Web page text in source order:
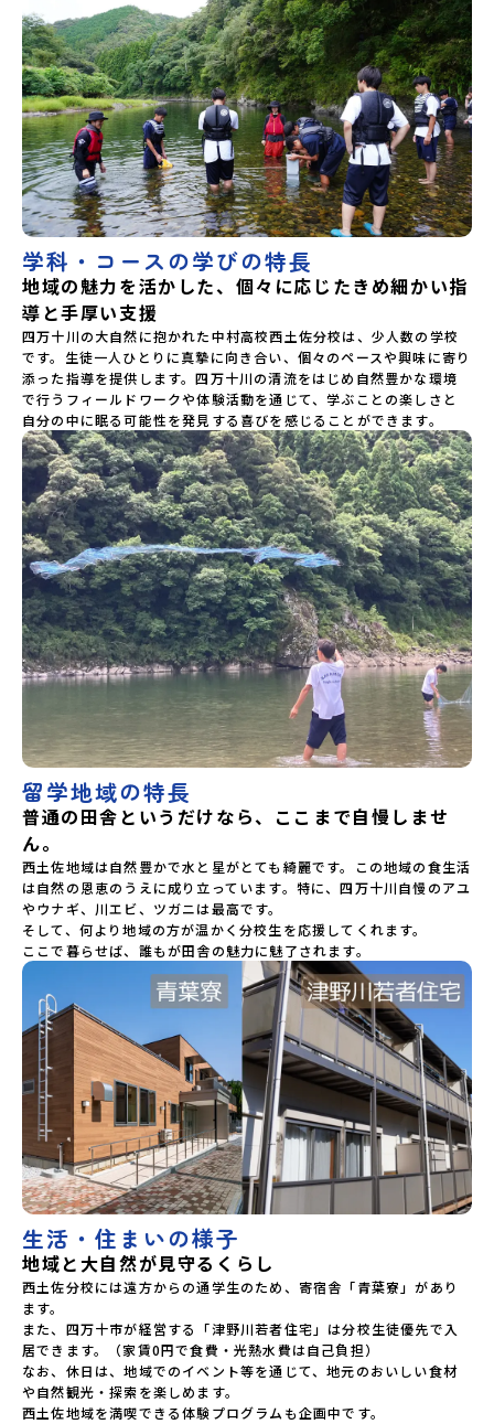
学科・コースの学びの特長
地域の魅力を活かした、個々に応じたきめ細かい指
導と手厚い支援
四万十川の大自然に抱かれた中村高校西土佐分校は、少人数の学校
です。生徒一人ひとりに真摯に向き合い、個々のペースや興味に寄り
添った指導を提供します。四万十川の清流をはじめ自然豊かな環境
で行うフィールドワークや体験活動を通じて、学ぶことの楽しさと
自分の中に眠る可能性を発見する喜びを感じることができます。
留学地域の特長
普通の田舎というだけなら、ここまで自慢しませ
ん。
西土佐地域は自然豊かで水と星がとても綺麗です。この地域の食生活
は自然の恩恵のうえに成り立っています。特に、四万十川自慢のアユ
やウナギ、川エビ、ツガニは最高です。
そして、何より地域の方が温かく分校生を応援してくれます。
ここで暮らせば、誰もが田舎の魅力に魅了されます。
生活・住まいの様子
地域と大自然が見守るくらし
西土佐分校には遠方からの通学生のため、寄宿舎「青葉寮」があり
ます。
また、四万十市が経営する「津野川若者住宅」は分校生徒優先で入
居できます。（家賃0円で食費・光熱水費は自己負担）
なお、休日は、地域でのイベント等を通じて、地元のおいしい食材
や自然観光・探索を楽しめます。
西土佐地域を満喫できる体験プログラムも企画中です。